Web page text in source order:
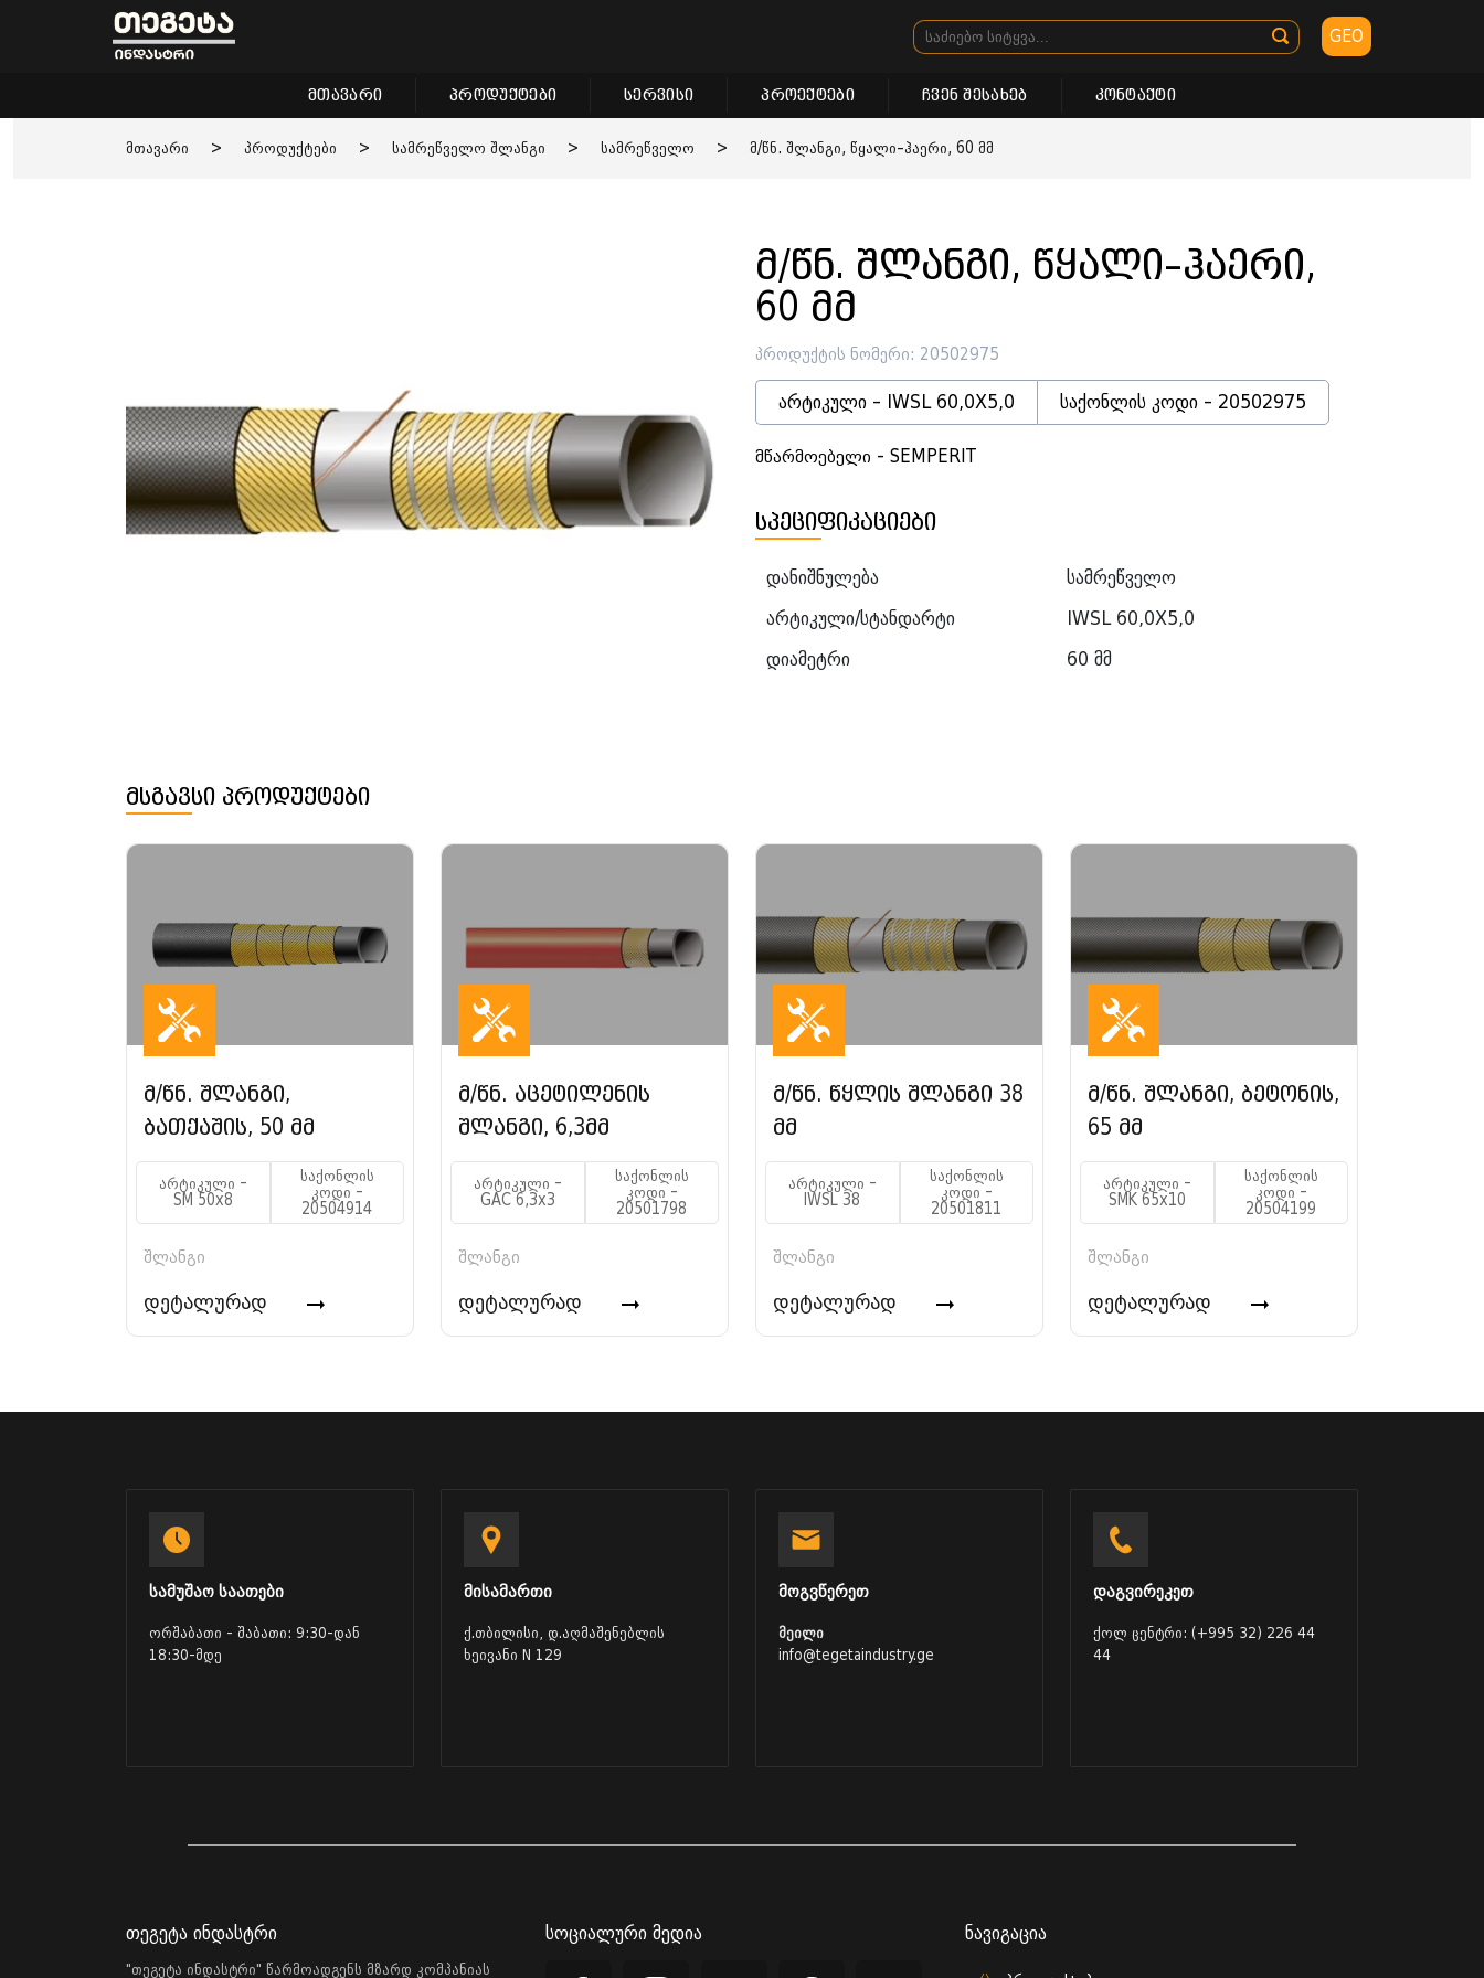
GEO
მთავარი პროდუქტები სერვისი პროექტები ჩვენ შესახებ კონტაქტი
მთავარი > პროდუქტები > სამრეწველო შლანგი > სამრეწველო > მ/წნ. შლანგი, წყალი–ჰაერი, 60 მმ
მ/წნ. შლანგი, წყალი–ჰაერი,
60 მმ
პროდუქტის ნომერი: 20502975
არტიკული - IWSL 60,0X5,0 საქონლის კოდი - 20502975
მწარმოებელი - SEMPERIT
სპეციფიკაციები
დანიშნულება
სამრეწველო
არტიკული/სტანდარტი
IWSL 60,0X5,0
დიამეტრი
60 მმ
მსგავსი პროდუქტები
მ/წნ. შლანგი,
ბათქაშის, 50 მმ
არტიკული -
SM 50x8
საქონლის
კოდი -
20504914
შლანგი
დეტალურად
მ/წნ. აცეტილენის
შლანგი, 6,3მმ
არტიკული -
GAC 6,3x3
საქონლის
კოდი -
20501798
შლანგი
დეტალურად
მ/წნ. წყლის შლანგი 38
მმ
არტიკული -
IWSL 38
საქონლის
კოდი -
20501811
შლანგი
დეტალურად
მ/წნ. შლანგი, ბეტონის,
65 მმ
არტიკული -
SMK 65x10
საქონლის
კოდი -
20504199
შლანგი
დეტალურად
სამუშაო საათები
ორშაბათი - შაბათი: 9:30-დან
18:30-მდე
მისამართი
ქ.თბილისი, დ.აღმაშენებლის
ხეივანი N 129
მოგვწერეთ
მეილი
info@tegetaindustry.ge
დაგვირეკეთ
ქოლ ცენტრი: (+995 32) 226 44
44
თეგეტა ინდასტრი
"თეგეტა ინდასტრი" წარმოადგენს მზარდ კომპანიას
სოციალური მედია ნავიგაცია